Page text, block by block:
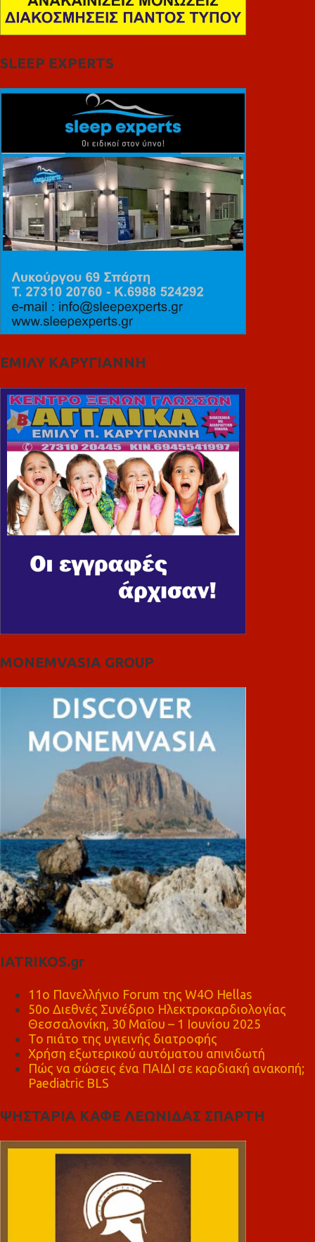
SLEEP EXPERTS
ΕΜΙΛΥ ΚΑΡΥΓΙΑΝΝΗ
MONEMVASIA GROUP
IATRIKOS.gr
11ο Πανελλήνιο Forum της W4O Hellas
50ο Διεθνές Συνέδριο Ηλεκτροκαρδιολογίας
Θεσσαλονίκη, 30 Μαΐου – 1 Ιουνίου 2025
Το πιάτο της υγιεινής διατροφής
Χρήση εξωτερικού αυτόματου απινιδωτή
Πώς να σώσεις ένα ΠΑΙΔΙ σε καρδιακή ανακοπή;
Paediatric BLS
ΨΗΣΤΑΡΙΑ ΚΑΦΕ ΛΕΩΝΙΔΑΣ ΣΠΑΡΤΗ